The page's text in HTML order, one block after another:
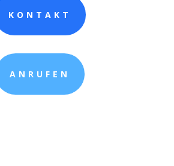
KONTAKT
ANRUFEN